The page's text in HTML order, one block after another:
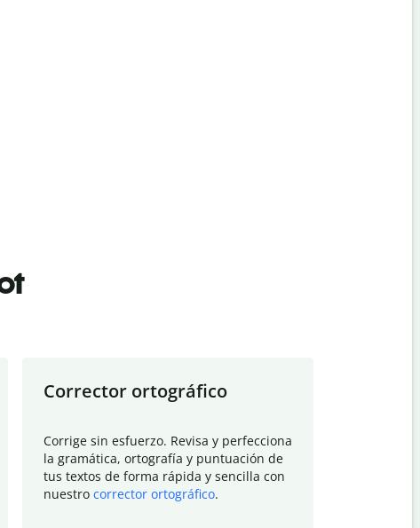
Corrector ortográfico
Corrige sin esfuerzo. Revisa y perfecciona
la gramática, ortografía y puntuación de
tus textos de forma rápida y sencilla con
nuestro corrector ortográfico.